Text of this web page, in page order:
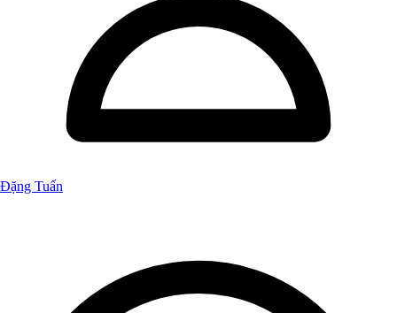
Đặng Tuấn